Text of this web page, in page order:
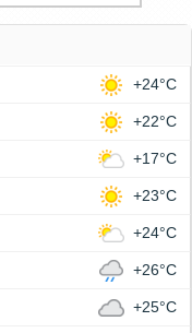
+24°C
+22°C
+17°C
+23°C
+24°C
+26°C
+25°C